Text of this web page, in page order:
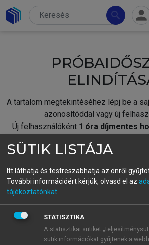
search person
A tartalom megtekintéséhez lépj be a
azonosítóddal vagy új
Új felhasználóként 1 óra díjmentes
fiókoddal,vagy hozz létre
A regisztráció után apróbaidőszak
BELÉPÉS SAJÁT FIÓKKAL
SÜTIK LISTÁJA
Itt láthatja és testreszabhatja az önről
További információért kérjük, olvasd el az
tájékoztatónkat
STATISZTIKA
A statisztikai sütiket
sütik információkat gyűjtenek a